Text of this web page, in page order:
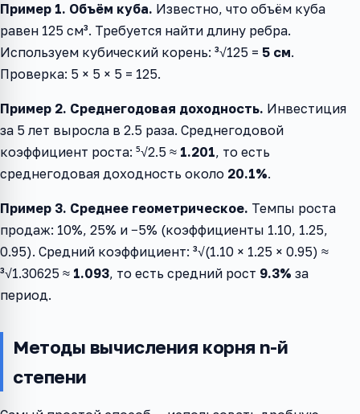
Пример 1. Объём куба. Известно, что объём куба
равен 125 см³. Требуется найти длину ребра.
Используем кубический корень: ³√125 = 5 см.
Проверка: 5 × 5 × 5 = 125.
Пример 2. Среднегодовая доходность. Инвестиция
за 5 лет выросла в 2.5 раза. Среднегодовой
коэффициент роста: ⁵√2.5 ≈ 1.201, то есть
среднегодовая доходность около 20.1%.
Пример 3. Среднее геометрическое. Темпы роста
продаж: 10%, 25% и −5% (коэффициенты 1.10, 1.25,
0.95). Средний коэффициент: ³√(1.10 × 1.25 × 0.95) ≈
³√1.30625 ≈ 1.093, то есть средний рост 9.3% за
период.
Методы вычисления корня n-й
степени